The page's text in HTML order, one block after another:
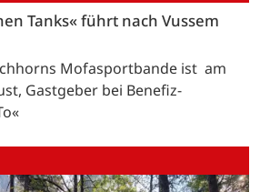
Tanks« führt nach Vussem
Mofasportbande ist am
Gastgeber bei Benefiz-